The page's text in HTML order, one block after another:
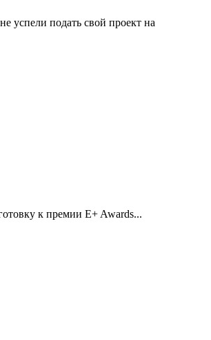
успели подать свой проект на
к премии E+ Awards...